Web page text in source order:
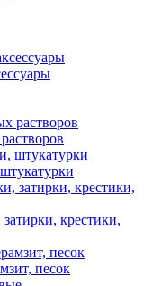
крестики,
песок